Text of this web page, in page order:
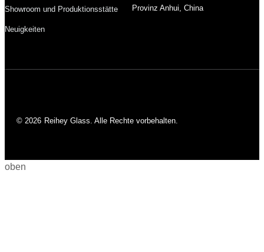
Showroom und Produktionsstätte
Neuigkeiten
Provinz Anhui, China
© 2026 Reihey Glass. Alle Rechte vorbehalten.
oben